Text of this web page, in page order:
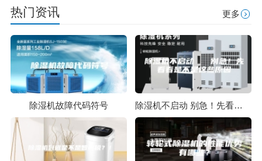
热门资讯 更多
除湿机故障代码符号 除湿机不启动 别急！先看看是不是这些原因